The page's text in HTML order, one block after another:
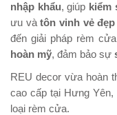
nhập khẩu, giúp kiểm
ưu vàtôn vinh vẻ
đến giải pháp rèm
hoàn mỹ, đảm bảo sự
REU decor vừa hoàn
cao cấp tại Hưng
loại rèm cửa.